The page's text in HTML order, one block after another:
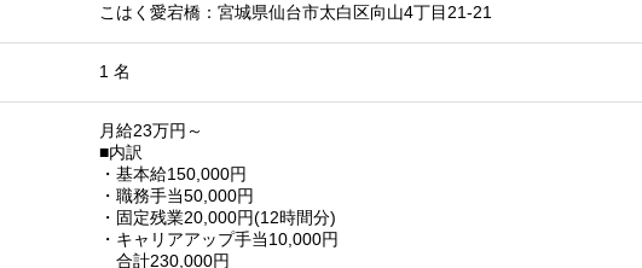
こはく愛宕橋：宮城県仙台市太白区向山4丁目21-21
1 名
月給23万円～
■内訳
・基本給150,000円
・職務手当50,000円
・固定残業20,000円(12時間分)
・キャリアアップ手当10,000円
合計230,000円